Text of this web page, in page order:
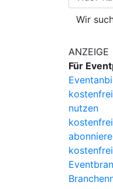
Wir
ANZEIGE
Für
nutzen